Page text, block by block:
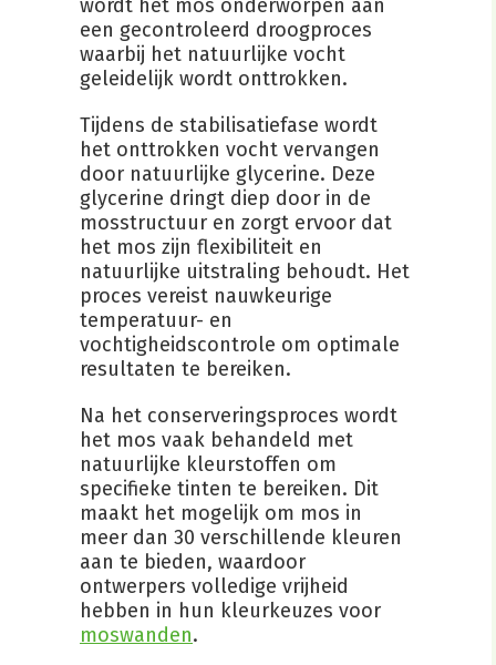
wordt het mos onderworpen aan
een gecontroleerd droogproces
waarbij het natuurlijke vocht
geleidelijk wordt onttrokken.
Tijdens de stabilisatiefase wordt
het onttrokken vocht vervangen
door natuurlijke glycerine. Deze
glycerine dringt diep door in de
mosstructuur en zorgt ervoor dat
het mos zijn flexibiliteit en
natuurlijke uitstraling behoudt. Het
proces vereist nauwkeurige
temperatuur- en
vochtigheidscontrole om optimale
resultaten te bereiken.
Na het conserveringsproces wordt
het mos vaak behandeld met
natuurlijke kleurstoffen om
specifieke tinten te bereiken. Dit
maakt het mogelijk om mos in
meer dan 30 verschillende kleuren
aan te bieden, waardoor
ontwerpers volledige vrijheid
hebben in hun kleurkeuzes voor
moswanden.